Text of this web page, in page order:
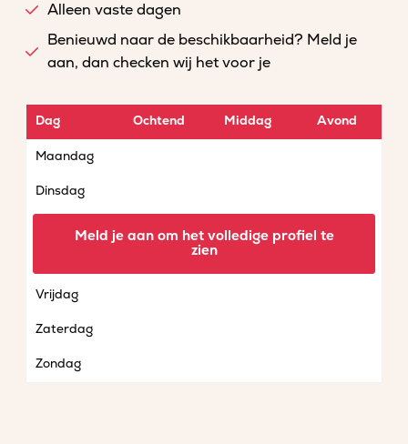
Alleen vaste dagen
Benieuwd naar de beschikbaarheid? Meld je
aan, dan checken wij het voor je
Dag Ochtend Middag Avond
Maandag
Dinsdag
Vrijdag
Zaterdag
Zondag
Meld je aan om het volledige profiel te
zien